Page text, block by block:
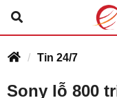
Tin 24/7
Sony lỗ 800